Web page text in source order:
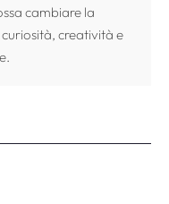
cambiare la
creatività e